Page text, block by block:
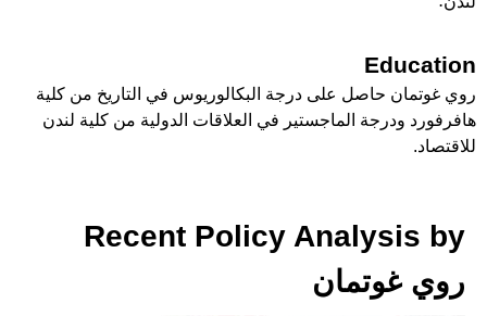
Education
روي غوتمان حاصل على درجة البكالوريوس في التاريخ من كلية
هافرفورد ودرجة الماجستير في العلاقات الدولية من كلية لندن
للاقتصاد.
Recent Policy Analysis by
روي غوتمان